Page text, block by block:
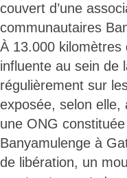
couvert d’une
communautaires
À 13.000 kilomètres
influente au sein de
régulièrement sur
exposée, selon elle,
une ONG
Banyamulenge à
de libération, un